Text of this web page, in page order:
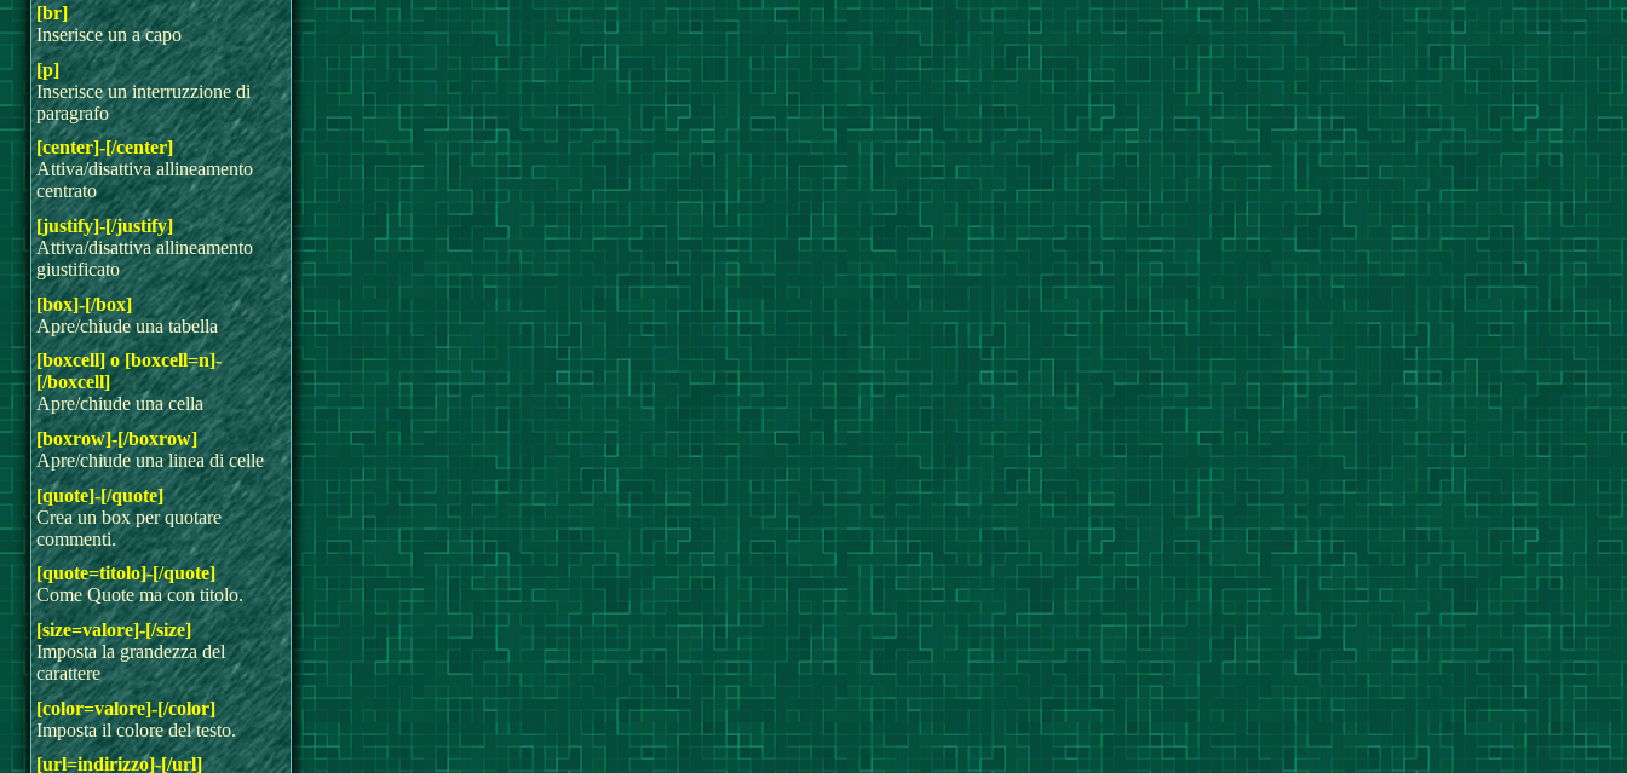
[br]
Inserisce un a capo
[p]
Inserisce un interruzzione di
paragrafo
[center]-[/center]
Attiva/disattiva allineamento
centrato
[justify]-[/justify]
Attiva/disattiva allineamento
giustificato
[box]-[/box]
Apre/chiude una tabella
[boxcell] o [boxcell=n]-
[/boxcell]
Apre/chiude una cella
[boxrow]-[/boxrow]
Apre/chiude una linea di celle
[quote]-[/quote]
Crea un box per quotare
commenti.
[quote=titolo]-[/quote]
Come Quote ma con titolo.
[size=valore]-[/size]
Imposta la grandezza del
carattere
[color=valore]-[/color]
Imposta il colore del testo.
[url=indirizzo]-[/url]